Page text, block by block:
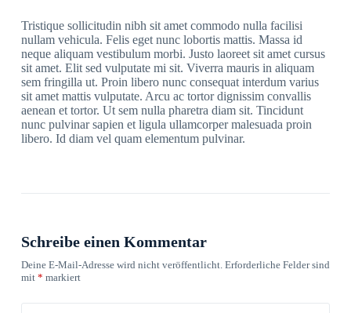
Tristique sollicitudin nibh sit amet commodo nulla facilisi
nullam vehicula. Felis eget nunc lobortis mattis. Massa id
neque aliquam vestibulum morbi. Justo laoreet sit amet cursus
sit amet. Elit sed vulputate mi sit. Viverra mauris in aliquam
sem fringilla ut. Proin libero nunc consequat interdum varius
sit amet mattis vulputate. Arcu ac tortor dignissim convallis
aenean et tortor. Ut sem nulla pharetra diam sit. Tincidunt
nunc pulvinar sapien et ligula ullamcorper malesuada proin
libero. Id diam vel quam elementum pulvinar.
Schreibe einen Kommentar
Deine E-Mail-Adresse wird nicht veröffentlicht. Erforderliche Felder sind
mit * markiert